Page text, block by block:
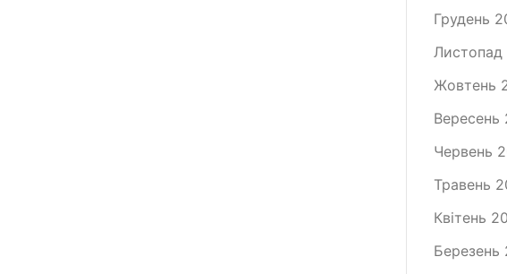
Грудень
Листопад
Жовтень
Вересень
Червень
Травень
Квітень
Березень